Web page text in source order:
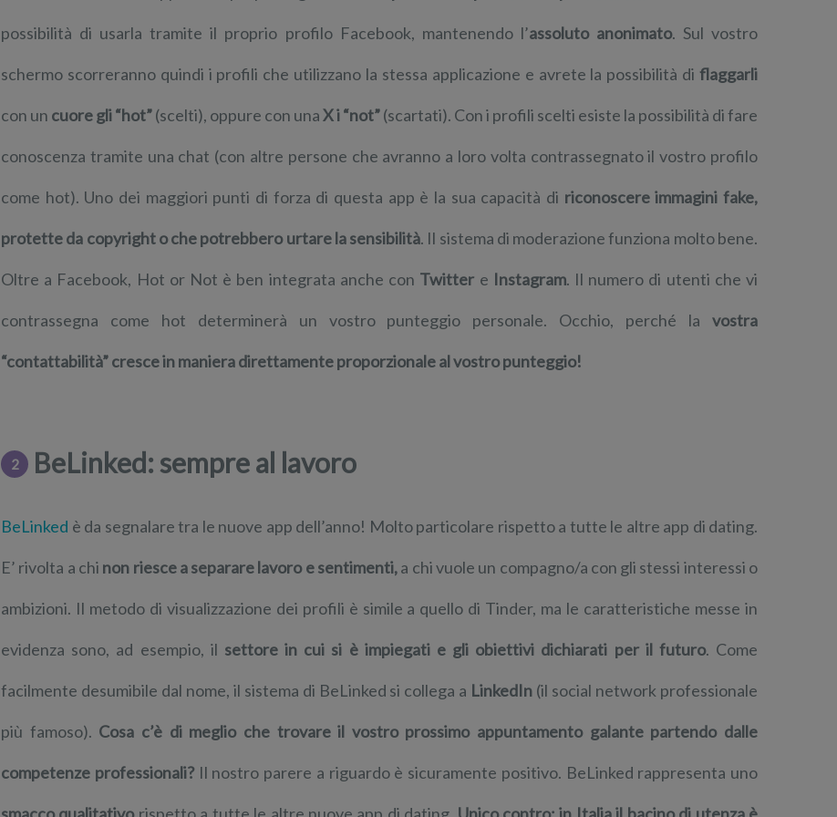
possibilità di usarla tramite il proprio profilo Facebook, mantenendo l’assoluto anonimato. Sul vostro
schermo scorreranno quindi i profili che utilizzano la stessa applicazione e avrete la possibilità di flaggarli
con un cuore gli “hot”(scelti), oppure con unaX i “not”(scartati). Con i profili scelti esiste la possibilità di fare
conoscenza tramite una chat (con altre persone che avranno a loro volta contrassegnato il vostro profilo
come hot). Uno dei maggiori punti di forza di questa app è la sua capacità di riconoscere immagini fake,
protette da copyright o che potrebbero urtare la sensibilità. Il sistema di moderazione funziona molto bene.
Oltre a Facebook, Hot or Not è ben integrata anche con Twitter e Instagram. Il numero di utenti che vi
contrassegna come hot determinerà un vostro punteggio personale. Occhio, perché la vostra
“contattabilità” cresce in maniera direttamente proporzionale al vostro punteggio!
2 BeLinked: sempre al lavoro
BeLinked è da segnalare tra le nuove app dell’anno! Molto particolare rispetto a tutte le altre app di dating.
E’ rivolta a chi non riesce a separare lavoro e sentimenti,a chi vuole un compagno/a con gli stessi interessi o
ambizioni. Il metodo di visualizzazione dei profili è simile a quello di Tinder, ma le caratteristiche messe in
evidenza sono, ad esempio, il settore in cui si è impiegati e gli obiettivi dichiarati per il futuro. Come
facilmente desumibile dal nome, il sistema di BeLinked si collega a LinkedIn (il social network professionale
più famoso). Cosa c’è di meglio che trovare il vostro prossimo appuntamento galante partendo dalle
competenze professionali?Il nostro parere a riguardo è sicuramente positivo. BeLinked rappresenta uno